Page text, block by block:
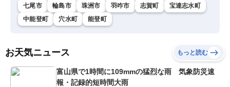
七尾市 輪島市 珠洲市 羽咋市 志賀町
宝達志水町
中能登町
穴水町 能登町
お天気ニュース もっと読む
富山県で1時間に109mmの猛烈な雨 気象防災速
報・記録的短時間大雨